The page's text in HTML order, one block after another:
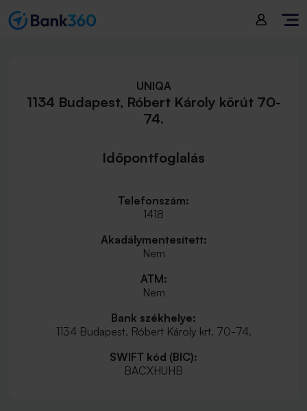
UNIQA
1134 Budapest, Róbert Károly körút 70-
74.
Időpontfoglalás
Telefonszám:
1418
Akadálymentesített:
Nem
ATM:
Nem
Bank székhelye:
1134 Budapest, Róbert Károly krt. 70-74.
SWIFT kód (BIC):
BACXHUHB